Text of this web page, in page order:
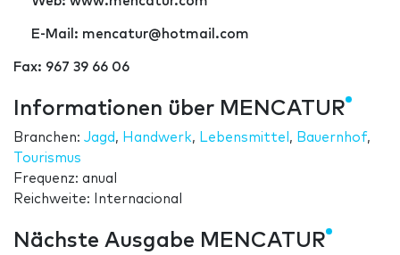
E-Mail: mencatur@hotmail.com
Fax: 967 39 66 06
Informationen über MENCATUR
Branchen: Jagd , Handwerk, Lebensmittel , Bauernhof,
Tourismus
Frequenz: anual
Reichweite: Internacional
Nächste Ausgabe MENCATUR